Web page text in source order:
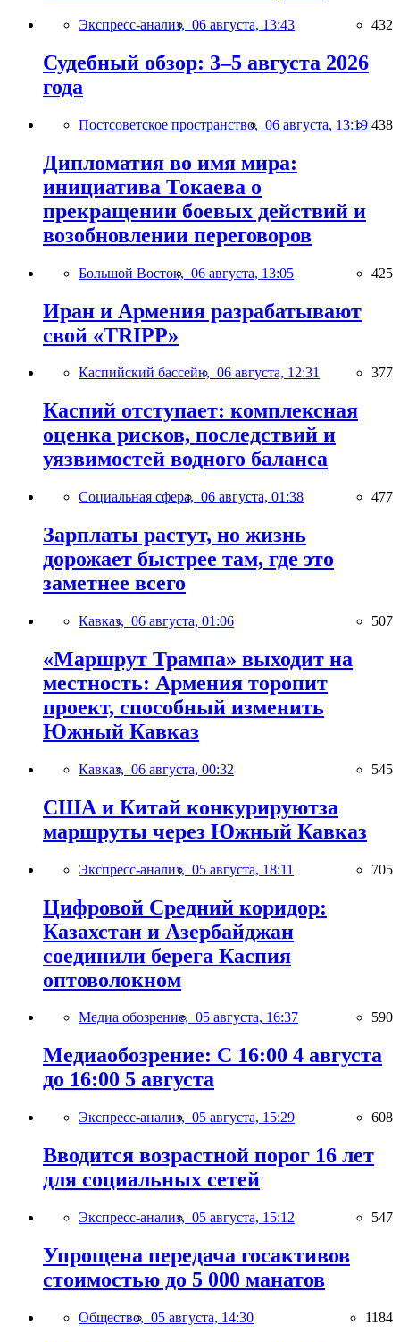
Экспресс-анализ, 06 августа, 13:43 432
Судебный обзор: 3–5 августа 2026
года
Постсоветское пространство, 06 августа, 13:19 438
Дипломатия во имя мира:
инициатива Токаева о
прекращении боевых действий и
возобновлении переговоров
Большой Восток, 06 августа, 13:05 425
Иран и Армения разрабатывают
свой «TRIPP»
Каспийский бассейн, 06 августа, 12:31 377
Каспий отступает: комплексная
оценка рисков, последствий и
уязвимостей водного баланса
Социальная сфера, 06 августа, 01:38 477
Зарплаты растут, но жизнь
дорожает быстрее там, где это
заметнее всего
Кавказ, 06 августа, 01:06 507
«Маршрут Трампа» выходит на
местность: Армения торопит
проект, способный изменить
Южный Кавказ
Кавказ, 06 августа, 00:32 545
США и Китай конкурируютза
маршруты через Южный Кавказ
Экспресс-анализ, 05 августа, 18:11 705
Цифровой Средний коридор:
Казахстан и Азербайджан
соединили берега Каспия
оптоволокном
Медиа обозрение, 05 августа, 16:37 590
Медиаобозрение: С 16:00 4 августа
до 16:00 5 августа
Экспресс-анализ, 05 августа, 15:29 608
Вводится возрастной порог 16 лет
для социальных сетей
Экспресс-анализ, 05 августа, 15:12 547
Упрощена передача госактивов
стоимостью до 5 000 манатов
Общество, 05 августа, 14:30 1184